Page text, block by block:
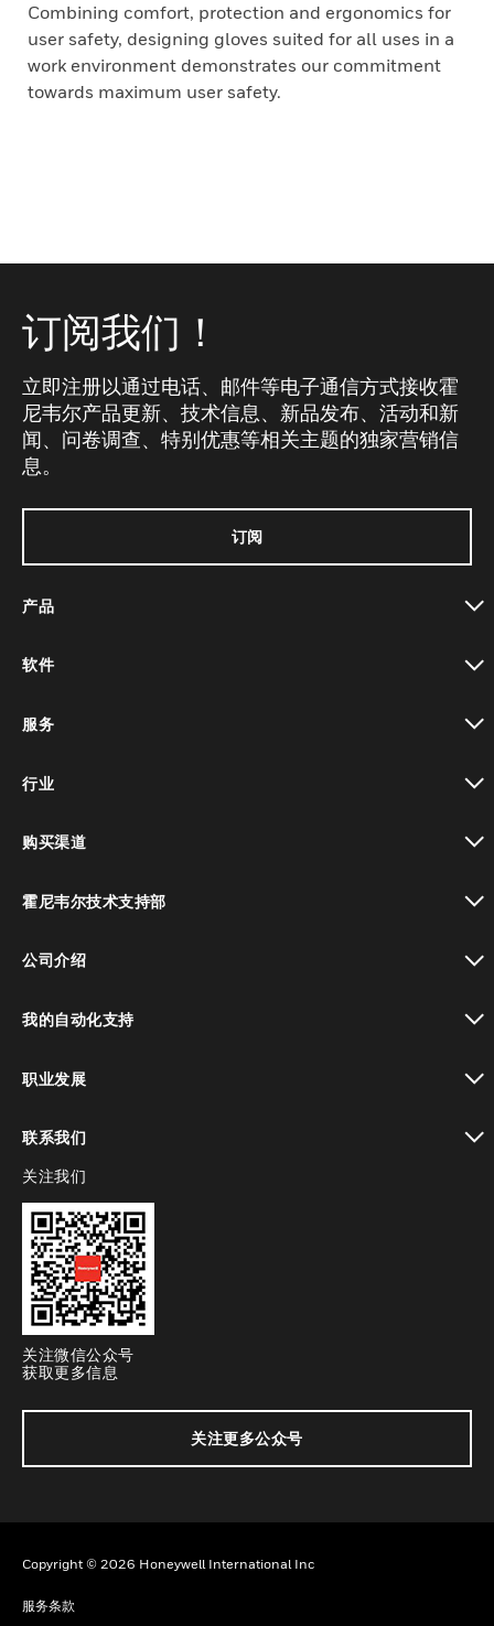
Combining comfort, protection and ergonomics for
user safety, designing gloves suited for all uses in a
work environment demonstrates our commitment
towards maximum user safety.
订阅我们！
立即注册以通过电话、邮件等电子通信方式接收霍
尼韦尔产品更新、技术信息、新品发布、活动和新
闻、问卷调查、特别优惠等相关主题的独家营销信
息。
订阅
产品
软件
服务
行业
购买渠道
霍尼韦尔技术支持部
公司介绍
我的自动化支持
职业发展
联系我们
toggle view
关注我们
关注微信公众号
获取更多信息
关注更多公众号
Copyright © 2026 Honeywell International Inc
服务条款